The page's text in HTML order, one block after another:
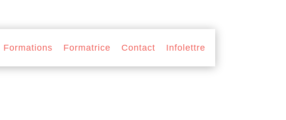
Formations Formatrice Contact Infolettre